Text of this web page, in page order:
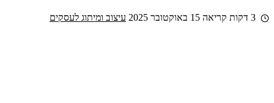
15 באוקטובר 2025 עיצוב ומיתוג לעסקים